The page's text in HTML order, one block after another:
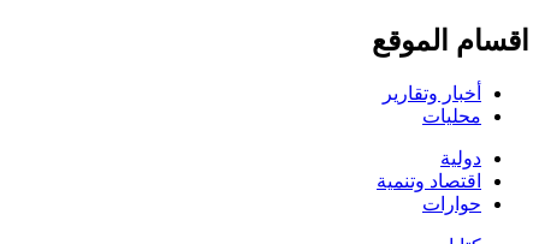
اقسام الموقع
أخبار وتقارير
محليات
دولية
اقتصاد وتنمية
حوارات